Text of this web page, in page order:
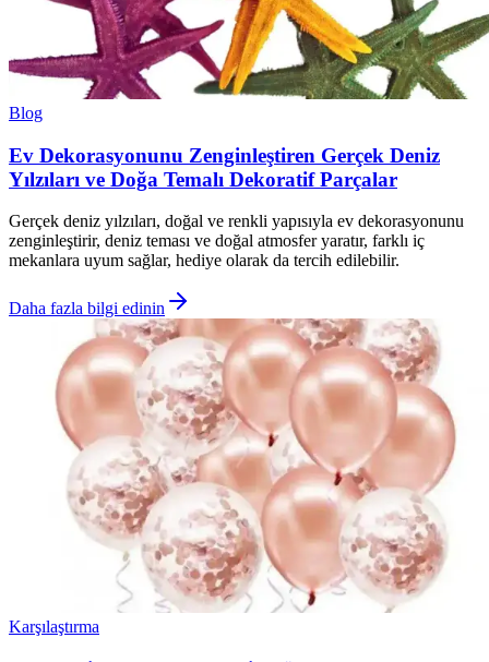
Blog
Ev Dekorasyonunu Zenginleştiren Gerçek Deniz
Yılzıları ve Doğa Temalı Dekoratif Parçalar
Gerçek deniz yılzıları, doğal ve renkli yapısıyla ev dekorasyonunu
zenginleştirir, deniz teması ve doğal atmosfer yaratır, farklı iç
mekanlara uyum sağlar, hediye olarak da tercih edilebilir.
Daha fazla bilgi edinin
Karşılaştırma